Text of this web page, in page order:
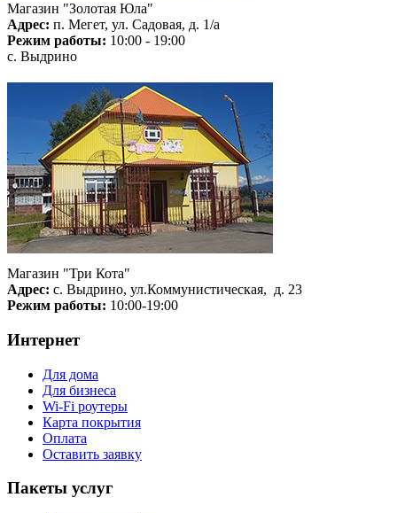
Магазин "Золотая Юла"
Адрес: п. Мегет, ул. Садовая, д. 1/а
Режим работы: 10:00 - 19:00
с. Выдрино
Магазин "Три Кота"
Адрес: с. Выдрино, ул.Коммунистическая, д. 23
Режим работы: 10:00-19:00
Интернет
Для дома
Для бизнеса
Wi-Fi роутеры
Карта покрытия
Оплата
Оставить заявку
Пакеты услуг